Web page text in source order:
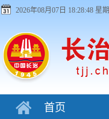
2026年08月07日 18:28:48 星
首页